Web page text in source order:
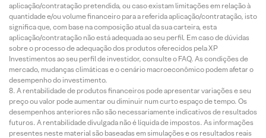
aplicação/contratação pretendida, ou caso existam limitações em relação à
quantidade e/ou volume financeiro para a referida aplicação/contratação, isto
significa que, com base na composição atual da sua carteira, esta
aplicação/contratação não está adequada ao seu perfil. Em caso de dúvidas
sobre o processo de adequação dos produtos oferecidos pela XP
Investimentos ao seu perfil de investidor, consulte o FAQ. As condições de
mercado, mudanças climáticas e o cenário macroeconômico podem afetar o
desempenho do investimento.
A rentabilidade de produtos financeiros pode apresentar variações e seu
preço ou valor pode aumentar ou diminuir num curto espaço de tempo. Os
desempenhos anteriores não são necessariamente indicativos de resultados
futuros. A rentabilidade divulgada não é líquida de impostos. As informações
presentes neste material são baseadas em simulações e os resultados reais